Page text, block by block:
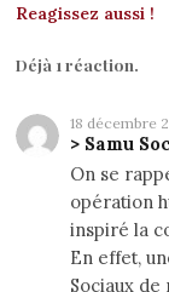
Reagissez aussi !
Déjà 1 réaction.
18 décembre
> Samu
On se
opération
inspiré la
En effet,
Sociaux